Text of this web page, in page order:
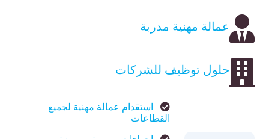
عمالة مهنية مدربة
حلول توظيف للشركات
استقدام عمالة مهنية لجميع
القطاعات